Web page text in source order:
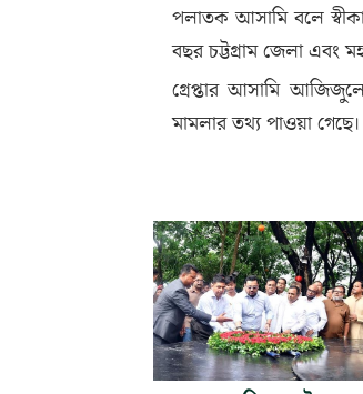
পলাতক আসামি বলে
বছর চট্টগ্রাম জেলা এবং
গ্রেপ্তার আসামি
মামলার তথ্য পাওয়া গেছে।